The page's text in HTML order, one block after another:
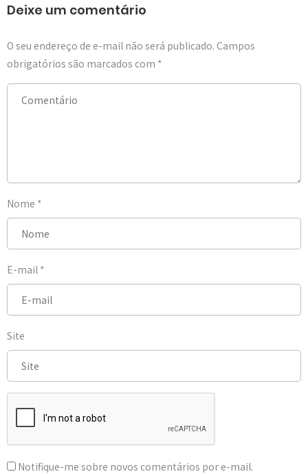
Deixe um comentário
O seu endereço de e-mail não será publicado. Campos
obrigatórios são marcados com *
Nome *
E-mail *
Site
Notifique-me sobre novos comentários por e-mail.